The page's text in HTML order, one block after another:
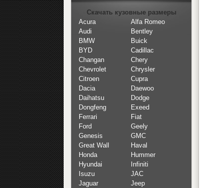
Скачать кузовные размеры
Acura
Alfa Romeo
Audi
Bentley
BMW
Buick
BYD
Cadillac
Changan
Chery
Chevrolet
Chrysler
Citroen
Cupra
Dacia
Daewoo
Daihatsu
Dodge
Dongfeng
Exeed
Ferrari
Fiat
Ford
Geely
Genesis
GMC
Great Wall
Haval
Honda
Hummer
Hyundai
Infiniti
Isuzu
JAC
Jaguar
Jeep